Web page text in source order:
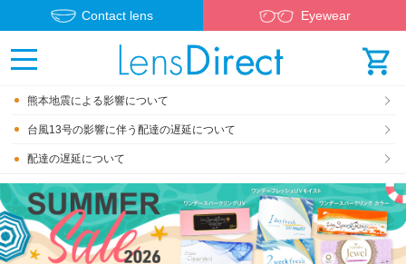
Contact lens Eyewear
熊本地震による影響について
台風13号の影響に伴う配達の遅延について
配達の遅延について